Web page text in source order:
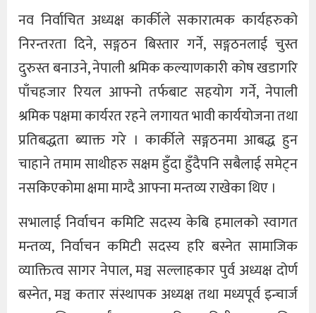
नव निर्वाचित अध्यक्ष कार्कीले सकारात्मक कार्यहरुको
निरन्तरता दिने, सङ्गठन बिस्तार गर्ने, सङ्गठनलाई चुस्त
दुरुस्त बनाउने, नेपाली श्रमिक कल्याणकारी कोष खडागरि
पाँचहजार रियल आफ्नो तर्फबाट सहयोग गर्ने, नेपाली
श्रमिक पक्षमा कार्यरत रहने लगायत भावी कार्ययोजना तथा
प्रतिबद्धता ब्याक्त गरे । कार्कीले सङ्गठनमा आबद्ध हुन
चाहाने तमाम साथीहरु सक्षम हुँदा हुँदैपनि सबैलाई समेट्न
नसकिएकोमा क्षमा माग्दै आफ्ना मन्तव्य राखेका थिए ।
सभालाई निर्वाचन कमिटि सदस्य केबि हमालको स्वागत
मन्तव्य, निर्वाचन कमिटी सदस्य हरि बस्नेत सामाजिक
व्याक्तित्व सागर नेपाल, मञ्च सल्लाहकार पुर्व अध्यक्ष दोर्ण
बस्नेत, मञ्च कतार संस्थापक अध्यक्ष तथा मध्यपूर्व इन्चार्ज